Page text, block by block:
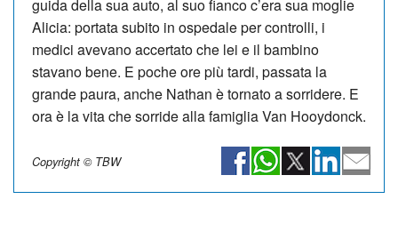
guida della sua auto, al suo fianco c’era sua moglie
Alicia: portata subito in ospedale per controlli, i
medici avevano accertato che lei e il bambino
stavano bene. E poche ore più tardi, passata la
grande paura, anche Nathan è tornato a sorridere. E
ora è la vita che sorride alla famiglia Van Hooydonck.
Copyright © TBW